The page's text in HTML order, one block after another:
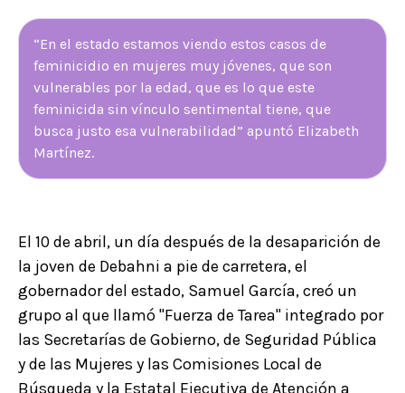
“En el estado estamos viendo estos casos de
feminicidio en mujeres muy jóvenes, que son
vulnerables por la edad, que es lo que este
feminicida sin vínculo sentimental tiene, que
busca justo esa vulnerabilidad” apuntó Elizabeth
Martínez.
El 10 de abril, un día después de la desaparición de
la joven de Debahni a pie de carretera, el
gobernador del estado, Samuel García, creó un
grupo al que llamó "Fuerza de Tarea" integrado por
las Secretarías de Gobierno, de Seguridad Pública
y de las Mujeres y las Comisiones Local de
Búsqueda y la Estatal Ejecutiva de Atención a